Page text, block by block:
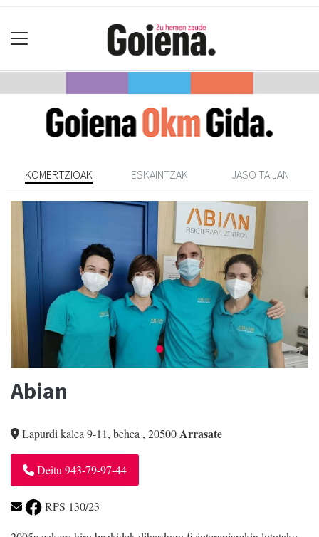
KOMERTZIOAK ESKAINTZAK JASO TA JAN
Abian
Lapurdi kalea 9-11, behea , 20500Arrasate
Deitu 943-79-97-44
RPS 130/23